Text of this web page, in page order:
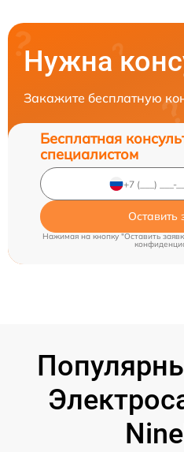
Нужна
Закажите бесплатную
Бесплатная
специалистом
Оставить
Нажимая на кнопку "Оставить